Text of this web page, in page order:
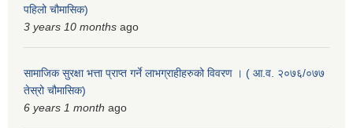
पहिलो चौमासिक)
3 years 10 months ago
सामाजिक सुरक्षा भत्ता प्राप्त गर्ने लाभग्राहीहरुको विवरण । ( आ.व. २०७६/०७७
तेस्रो चौमासिक)
6 years 1 month ago